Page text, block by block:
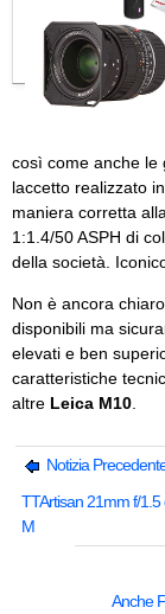
così come anche le
laccetto realizzato
maniera corretta alla
1:1.4/50 ASPH di
della società.
Non è ancora
disponibili ma
elevati e ben
caratteristiche
altre Leica M10
Notizia
TTArtisan 21mm f/
M
Anche